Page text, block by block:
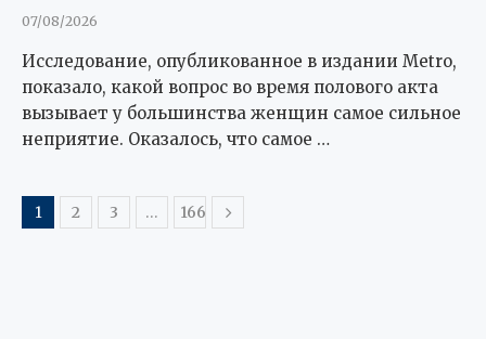
07/08/2026
Исследование, опубликованное в издании Metro,
показало, какой вопрос во время полового акта
вызывает у большинства женщин самое сильное
неприятие. Оказалось, что самое …
1 2 3 … 166